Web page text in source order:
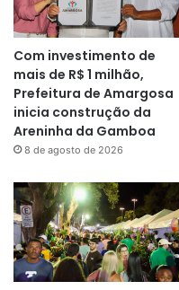
Com investimento de
mais de R$ 1 milhão,
Prefeitura de Amargosa
inicia construção da
Areninha da Gamboa
8 de agosto de 2026